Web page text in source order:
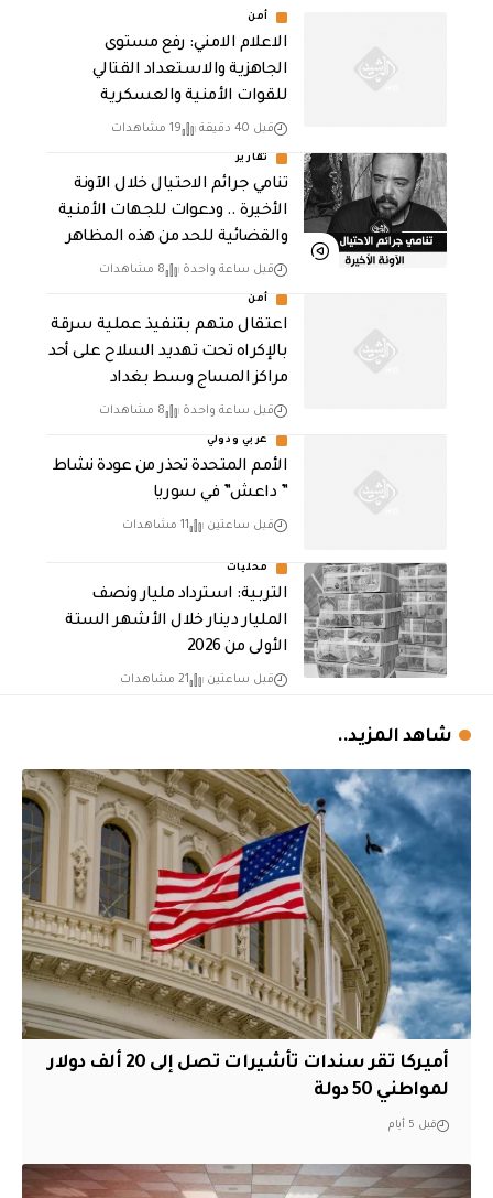
أمن
الاعلام الامني: رفع مستوى
الجاهزية والاستعداد القتالي
للقوات الأمنية والعسكرية
قبل 40 دقيقة 19 مشاهدات
تقارير
تنامي جرائم الاحتيال خلال الآونة
الأخيرة .. ودعوات للجهات الأمنية
والقضائية للحد من هذه المظاهر
قبل ساعة واحدة 8 مشاهدات
أمن
اعتقال متهم بتنفيذ عملية سرقة
بالإكراه تحت تهديد السلاح على أحد
مراكز المساج وسط بغداد
قبل ساعة واحدة 8 مشاهدات
عربي ودولي
الأمم المتحدة تحذر من عودة نشاط
” داعش” في سوريا
قبل ساعتين 11 مشاهدات
محليات
التربية: استرداد مليار ونصف
المليار دينار خلال الأشهر الستة
الأولى من 2026
قبل ساعتين 21 مشاهدات
شاهد المزيد..
أميركا تقر سندات تأشيرات تصل إلى 20 ألف دولار
لمواطني 50 دولة
قبل 5 أيام